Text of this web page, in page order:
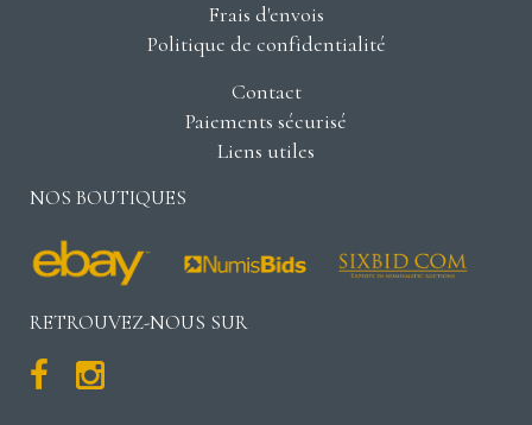
Frais d'envois
Politique de confidentialité
Contact
Paiements sécurisé
Liens utiles
NOS BOUTIQUES
RETROUVEZ-NOUS SUR